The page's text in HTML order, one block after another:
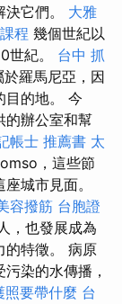
它們。 大雅
程 幾個世紀以
世紀。 台中 抓
羅馬尼亞，因
目的地。 今
的辦公室和幫
帳士 推薦書 太
，這些節
城市見面。
容撥筋 台胞證
，也發展成為
的特徵。 病原
染的水傳播，
照要帶什麼 台